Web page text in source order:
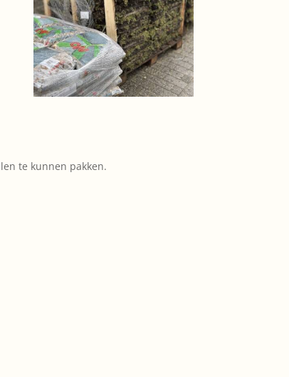
te kunnen pakken.